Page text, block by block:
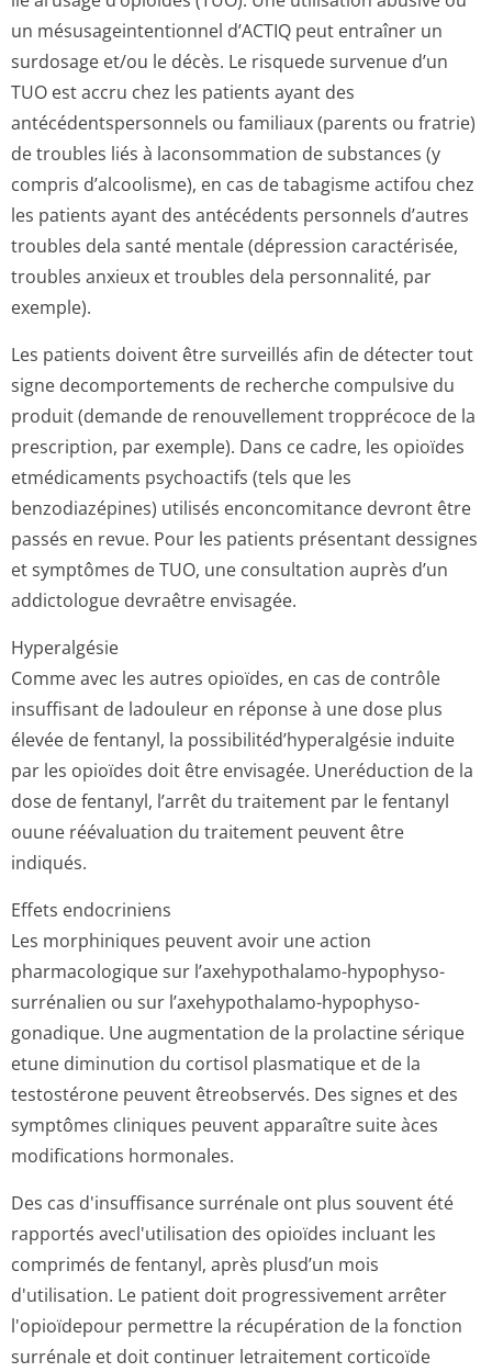
un mésusageinten­tionnel d’ACTIQ peut entraîner un
surdosage et/ou le décès. Le risquede survenue d’un
TUO est accru chez les patients ayant des
antécédentsper­sonnels ou familiaux (parents ou fratrie)
de troubles liés à laconsommation de substances (y
compris d’alcoolisme), en cas de tabagisme actifou chez
les patients ayant des antécédents personnels d’autres
troubles dela santé mentale (dépression caractérisée,
troubles anxieux et troubles dela personnalité, par
exemple).
Les patients doivent être surveillés afin de détecter tout
signe decomportements de recherche compulsive du
produit (demande de renouvellement tropprécoce de la
prescription, par exemple). Dans ce cadre, les opioïdes
etmédicaments psychoactifs (tels que les
benzodiazépines) utilisés enconcomitance devront être
passés en revue. Pour les patients présentant dessignes
et symptômes de TUO, une consultation auprès d’un
addictologue devraêtre envisagée.
Hyperalgésie
Comme avec les autres opioïdes, en cas de contrôle
insuffisant de ladouleur en réponse à une dose plus
élevée de fentanyl, la possibilitéd’hy­peralgésie induite
par les opioïdes doit être envisagée. Uneréduction de la
dose de fentanyl, l’arrêt du traitement par le fentanyl
ouune réévaluation du traitement peuvent être
indiqués.
Effets endocriniens
Les morphiniques peuvent avoir une action
pharmacologique sur l’axehypothalamo-hypophyso-
surrénalien ou sur l’axehypothalamo-hypophyso-
gonadique. Une augmentation de la prolactine sérique
etune diminution du cortisol plasmatique et de la
testostérone peuvent êtreobservés. Des signes et des
symptômes cliniques peuvent apparaître suite àces
modifications hormonales.
Des cas d'insuffisance surrénale ont plus souvent été
rapportés avecl'utilisation des opioïdes incluant les
comprimés de fentanyl, après plusd’un mois
d'utilisation. Le patient doit progressivement arrêter
l'opioïdepour permettre la récupération de la fonction
surrénale et doit continuer letraitement corticoïde